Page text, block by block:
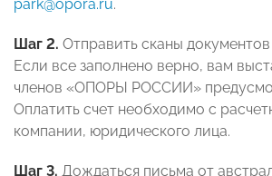
park@opora.ru.
Шаг 2. Отправить сканы
Если все заполнено верно, вам
членов «ОПОРЫ РОССИИ»
Оплатить счет необходимо с
компании, юридического лица.
Шаг 3. Дождаться письма от